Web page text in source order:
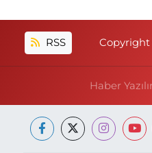
RSS Copyright
Haber